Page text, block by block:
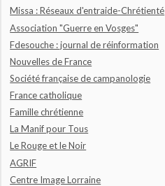
Missa : Réseaux d'entraide-Chrétienté
Association "Guerre en Vosges"
Fdesouche : journal de réinformation
Nouvelles de France
Société française de campanologie
France catholique
Famille chrétienne
La Manif pour Tous
Le Rouge et le Noir
AGRIF
Centre Image Lorraine